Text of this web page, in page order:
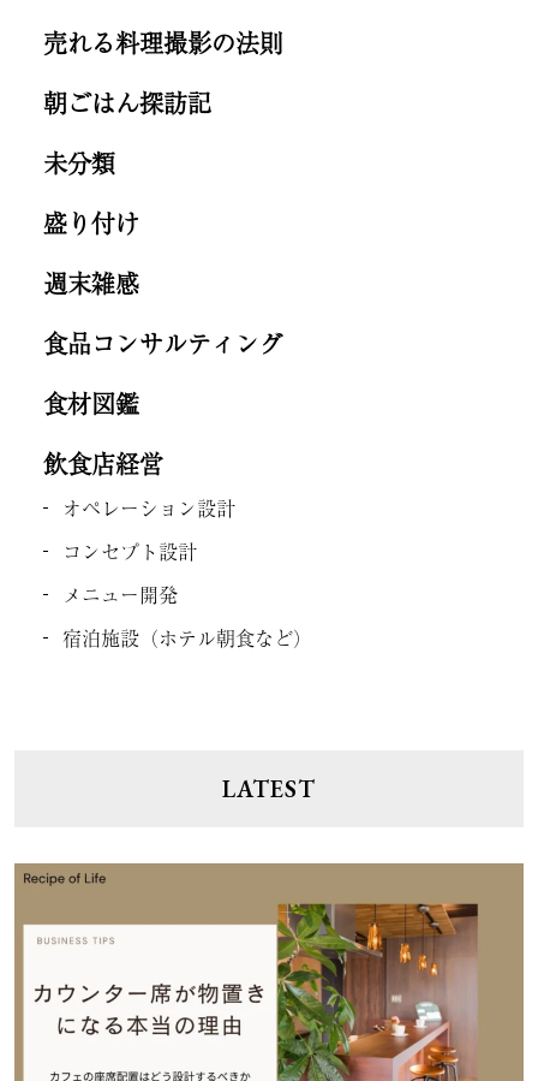
売れる料理撮影の法則
朝ごはん探訪記
未分類
盛り付け
週末雑感
食品コンサルティング
食材図鑑
飲食店経営
オペレーション設計
コンセプト設計
メニュー開発
宿泊施設（ホテル朝食など）
LATEST